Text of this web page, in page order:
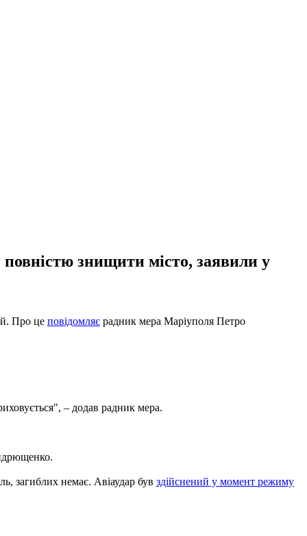
повністю знищити місто, заявили у
Про це повідомляє радник мера Маріуполя Петро
– додав радник мера.
загиблих немає. Авіаудар був здійснений у момент режиму